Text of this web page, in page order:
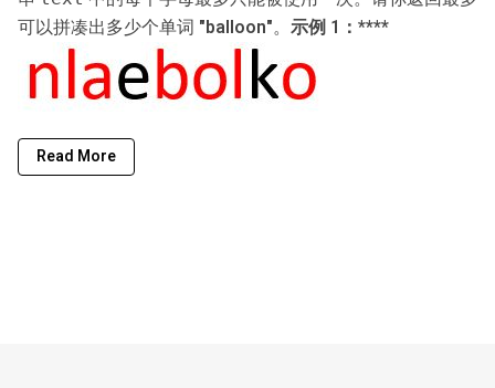
可以拼凑出多少个单词 "balloon"。 示例 1：****
Read More